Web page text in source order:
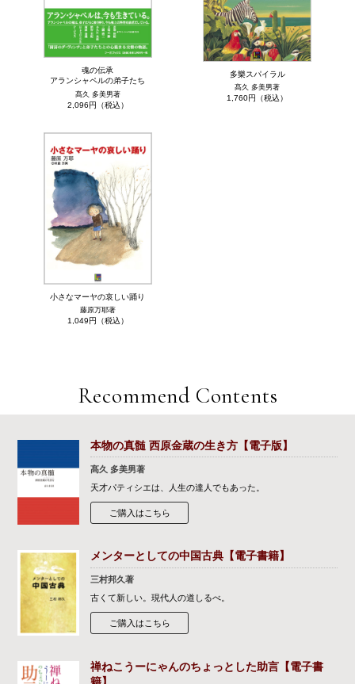
魂の伝承
アランシャペルの弟子たち
髙久 多美男著
2,096円（税込）
多樂スパイラル
髙久 多美男著
1,760円（税込）
小さなマーヤの哀しい踊り
藤原万耶著
1,049円（税込）
Recommend Contents
本物の真髄 西原金蔵の生き方【電子版】
髙久 多美男著
天才パティシエは、人生の達人でもあった。
ご購入はこちら
メンターとしての中国古典【電子書籍】
三村邦久著
古くて新しい。現代人の道しるべ。
ご購入はこちら
禅ねこうーにゃんのちょっとした助言【電子書
籍】